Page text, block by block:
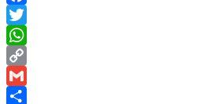
Facebook
Twitter
WhatsApp
Copy
Link
Gmail